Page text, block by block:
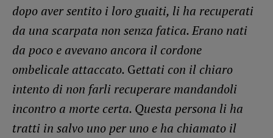
dopo aver sentito i loro guaiti, li ha recuperati
da una scarpata non senza fatica. Erano nati
da poco e avevano ancora il cordone
ombelicale attaccato. Gettati con il chiaro
intento di non farli recuperare mandandoli
incontro a morte certa. Questa persona li ha
tratti in salvo uno per uno e ha chiamato il